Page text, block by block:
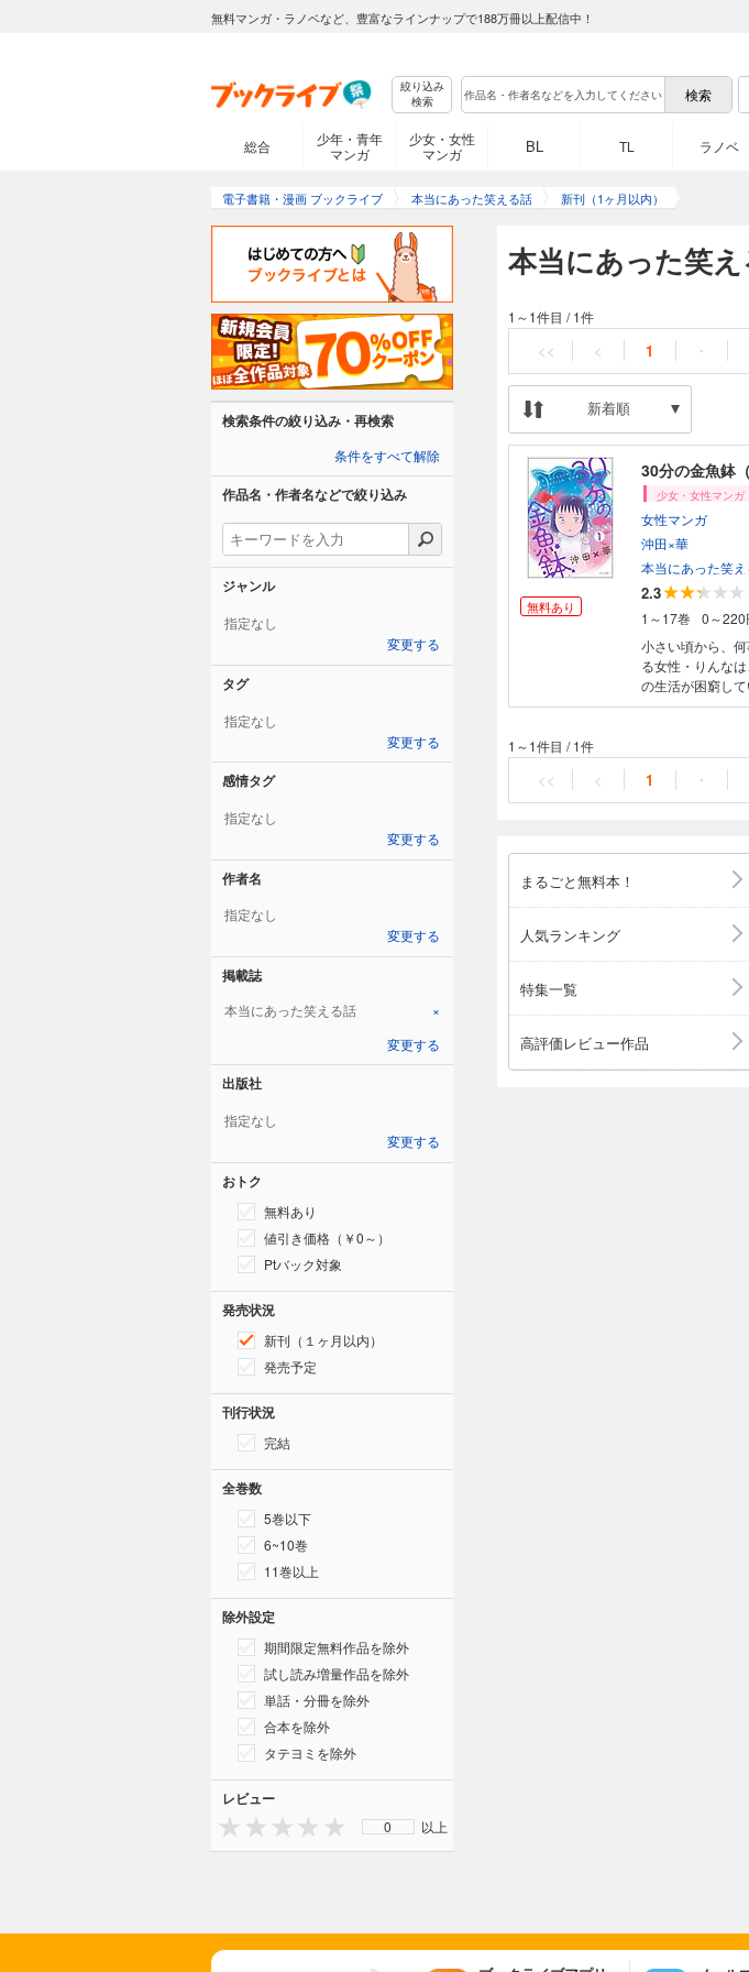
無料マンガ・ラノベなど、豊富なラインナップで188万冊以上配信中！
絞り込み
検索
総合
少年・青年
マンガ
少女・女性
マンガ
BL TL ラノベ
電子書籍・漫画 ブックライブ 本当にあった笑える話 新刊（1ヶ月以内）
本当にあった笑
1～1件目 /1件
<< < 1 ・
新着順
無料あり
30分の金魚鉢
少女・女性マンガ
女性マンガ
沖田×華
本当にあった笑
2.3
1～17巻
0～220
小さい頃から、
る女性・りんな
の生活が困窮し
からない―――」
1～1件目 /1件
<< < 1 ・
まるごと無料本！
人気ランキング
特集一覧
高評価レビュー作品
検索条件の絞り込み・再検索
条件をすべて解除
作品名・作者名などで絞り込み
ジャンル
指定なし
変更する
タグ
指定なし
変更する
感情タグ
指定なし
変更する
作者名
指定なし
変更する
掲載誌
本当にあった笑える話 ×
変更する
出版社
指定なし
変更する
おトク
無料あり
値引き価格（￥0～）
Ptバック対象
発売状況
新刊（１ヶ月以内）
発売予定
刊行状況
完結
全巻数
5巻以下
6~10巻
11巻以上
除外設定
期間限定無料作品を除外
試し読み増量作品を除外
単話・分冊を除外
合本を除外
タテヨミを除外
レビュー
0 以上